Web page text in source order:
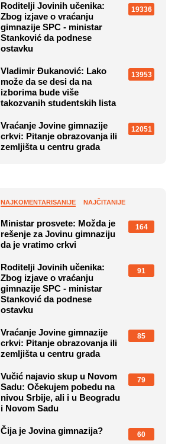
Roditelji Jovinih učenika:
Zbog izjave o vraćanju
gimnazije SPC - ministar
Stanković da podnese
ostavku
19336
Vladimir Đukanović: Lako
može da se desi da na
izborima bude više
takozvanih studentskih lista
13953
Vraćanje Jovine gimnazije
crkvi: Pitanje obrazovanja ili
zemljišta u centru grada
12051
NAJKOMENTARISANIJE NAJČITANIJE
Ministar prosvete: Možda je
rešenje za Jovinu gimnaziju
da je vratimo crkvi
164
Roditelji Jovinih učenika:
Zbog izjave o vraćanju
gimnazije SPC - ministar
Stanković da podnese
ostavku
91
Vraćanje Jovine gimnazije
crkvi: Pitanje obrazovanja ili
zemljišta u centru grada
85
Vučić najavio skup u Novom
Sadu: Očekujem pobedu na
nivou Srbije, ali i u Beogradu
i Novom Sadu
79
Čija je Jovina gimnazija? 60